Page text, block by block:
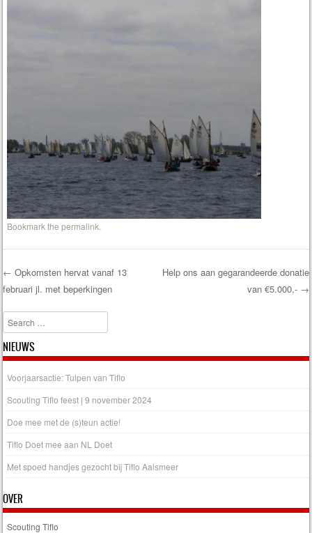
Bookmark thepermalink
Post navigation
← Opkomsten hervat vanaf 13
februari jl. met beperkingen
Help ons aan gegarandeerde donatie
van €5.000,- →
Search
NIEUWS
Voorjaarsactie: Tulpen van Tiflo
Scouting Tiflo feest | 9 november 2024
Doe mee met de (s)teun actie!
Tiflo Doet mee aan NL Doet
Met spoed handjes gezocht bij Tiflo Aalsmeer
OVER
Scouting Tiflo